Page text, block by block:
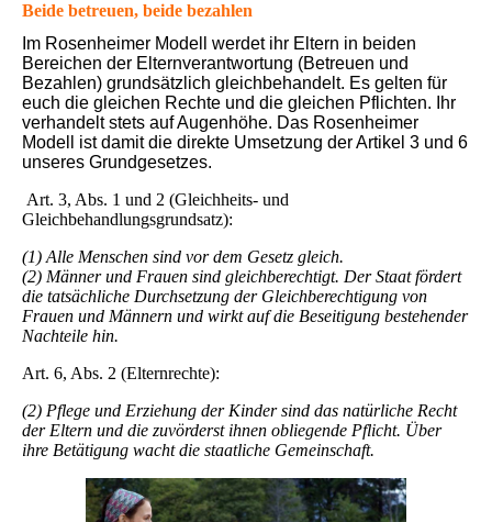
Beide betreuen, beide bezahlen
Im Rosenheimer Modell werdet ihr Eltern in beiden
Bereichen der Elternverantwortung (Betreuen und
Bezahlen) grundsätzlich gleichbehandelt. Es gelten für
euch die gleichen Rechte und die gleichen Pflichten. Ihr
verhandelt stets auf Augenhöhe. Das Rosenheimer
Modell ist damit die direkte Umsetzung der Artikel 3 und 6
unseres Grundgesetzes.
Art. 3, Abs. 1 und 2 (Gleichheits- und
Gleichbehandlungsgrundsatz):
(1) Alle Menschen sind vor dem Gesetz gleich.
(2) Männer und Frauen sind gleichberechtigt. Der Staat fördert
die tatsächliche Durchsetzung der Gleichberechtigung von
Frauen und Männern und wirkt auf die Beseitigung bestehender
Nachteile hin.
Art. 6, Abs. 2 (Elternrechte):
(2) Pflege und Erziehung der Kinder sind das natürliche Recht
der Eltern und die zuvörderst ihnen obliegende Pflicht. Über
ihre Betätigung wacht die staatliche Gemeinschaft.